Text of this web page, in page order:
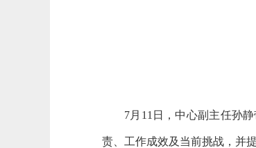
7月11日，中心副主任孙
责、工作成效及当前挑战，并